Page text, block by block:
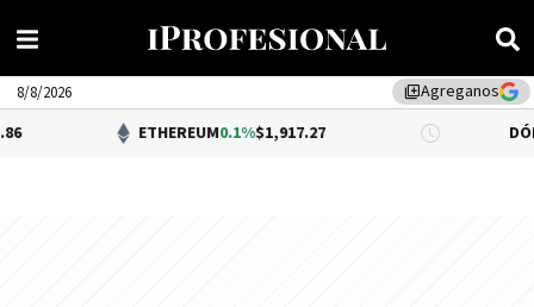
library_addAgreganos
8/8/2026
ETHEREUM0.1%$1,917.27 DÓLAR BNA